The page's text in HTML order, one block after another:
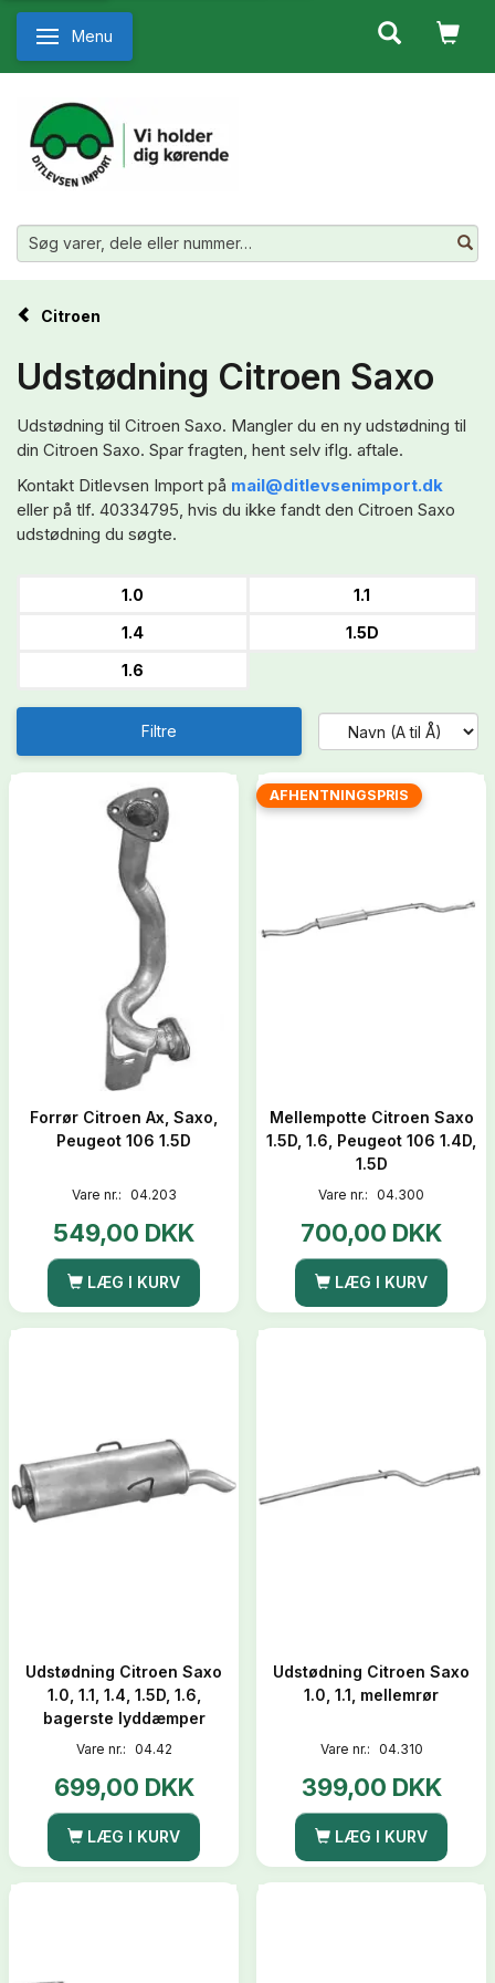
Skifte navigation
Menu
Citroen
Udstødning Citroen Saxo
Udstødning til Citroen Saxo. Mangler du en ny udstødning til
din Citroen Saxo. Spar fragten, hent selv iflg. aftale.
Kontakt Ditlevsen Import på mail@ditlevsenimport.dk
eller på tlf. 40334795, hvis du ikke fandt den Citroen Saxo
udstødning du søgte.
1.0
1.1
1.4
1.5D
1.6
Filtre
Forrør Citroen Ax, Saxo,
Peugeot 106 1.5D
Vare nr.: 04.203
549,00 DKK
LÆG I KURV
AFHENTNINGSPRIS
Mellempotte Citroen Saxo
1.5D, 1.6, Peugeot 106 1.4D,
1.5D
Vare nr.: 04.300
700,00 DKK
LÆG I KURV
Udstødning Citroen Saxo
1.0, 1.1, 1.4, 1.5D, 1.6,
bagerste lyddæmper
Vare nr.: 04.42
699,00 DKK
LÆG I KURV
Udstødning Citroen Saxo
1.0, 1.1, mellemrør
Vare nr.: 04.310
399,00 DKK
LÆG I KURV